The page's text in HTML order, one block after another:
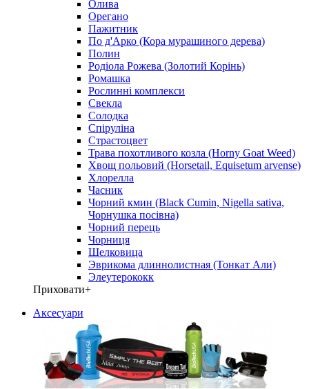
Олива
Орегано
Пажитник
По д'Арко (Кора мурашиного дерева)
Полин
Родіола Рожева (Золотий Корінь)
Ромашка
Рослинні комплекси
Свекла
Солодка
Спіруліна
Страстоцвет
Трава похотливого козла (Horny Goat Weed)
Хвощ польовий (Horsetail, Equisetum arvense)
Хлорелла
Часник
Чорний кмин (Black Cumin, Nigella sativa,
Чорнушка посівна)
Чорний перець
Чорниця
Шелковица
Эврикома длиннолистная (Тонкат Али)
Элеутерококк
Приховати+
Аксесуари